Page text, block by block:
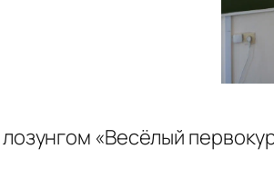
«Весёлый